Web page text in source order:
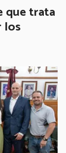
que trata
los